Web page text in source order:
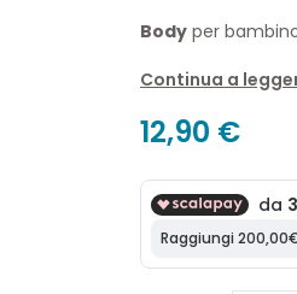
Body per
con apertura
realizzato in
Continua a
12,90 €